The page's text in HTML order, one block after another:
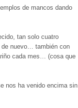
de mancos dando
tan solo cuatro
de nuevo… también con
cada mes… (cosa que
nos ha venido encima sin